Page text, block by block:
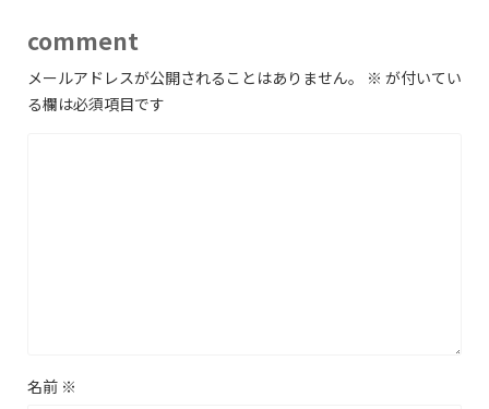
comment
メールアドレスが公開されることはありません。 ※ が付いてい
る欄は必須項目です
名前 ※